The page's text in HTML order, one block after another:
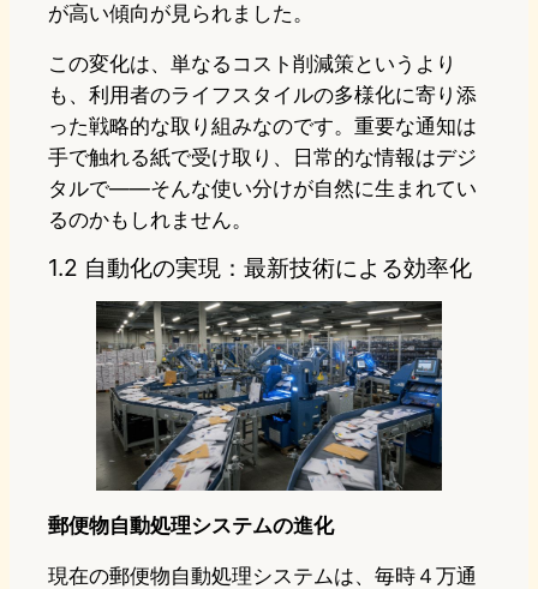
が高い傾向が見られました。
この変化は、単なるコスト削減策というより
も、利用者のライフスタイルの多様化に寄り添
った戦略的な取り組みなのです。重要な通知は
手で触れる紙で受け取り、日常的な情報はデジ
タルで――そんな使い分けが自然に生まれてい
るのかもしれません。
1.2 自動化の実現：最新技術による効率化
郵便物自動処理システムの進化
現在の郵便物自動処理システムは、毎時４万通